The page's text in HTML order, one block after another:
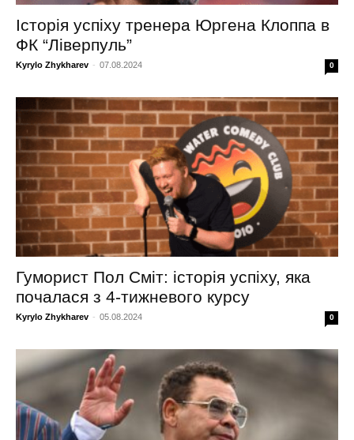
Історія успіху тренера Юргена Клоппа в
ФК “Ліверпуль”
Kyrylo Zhykharev - 07.08.2024 0
Гуморист Пол Сміт: історія успіху, яка
почалася з 4-тижневого курсу
Kyrylo Zhykharev - 05.08.2024 0